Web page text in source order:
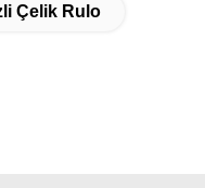
Çelik Rulo